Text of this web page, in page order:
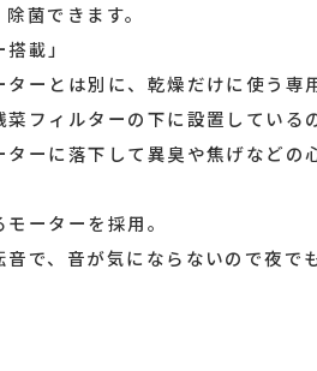
菌できます。
載」
ーとは別に、乾燥だけに使う専
フィルターの下に設置している
ーに落下して異臭や焦げなどの
ーターを採用。
で、音が気にならないので夜で